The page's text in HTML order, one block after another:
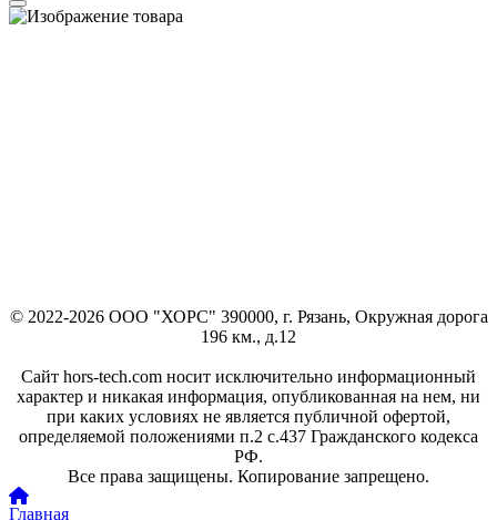
© 2022-2026 ООО "ХОРС" 390000, г. Рязань, Окружная дорога
196 км., д.12
Сайт hors-tech.com носит исключительно информационный
характер и никакая информация, опубликованная на нем, ни
при каких условиях не является публичной офертой,
определяемой положениями п.2 с.437 Гражданского кодекса
РФ.
Все права защищены. Копирование запрещено.
Главная